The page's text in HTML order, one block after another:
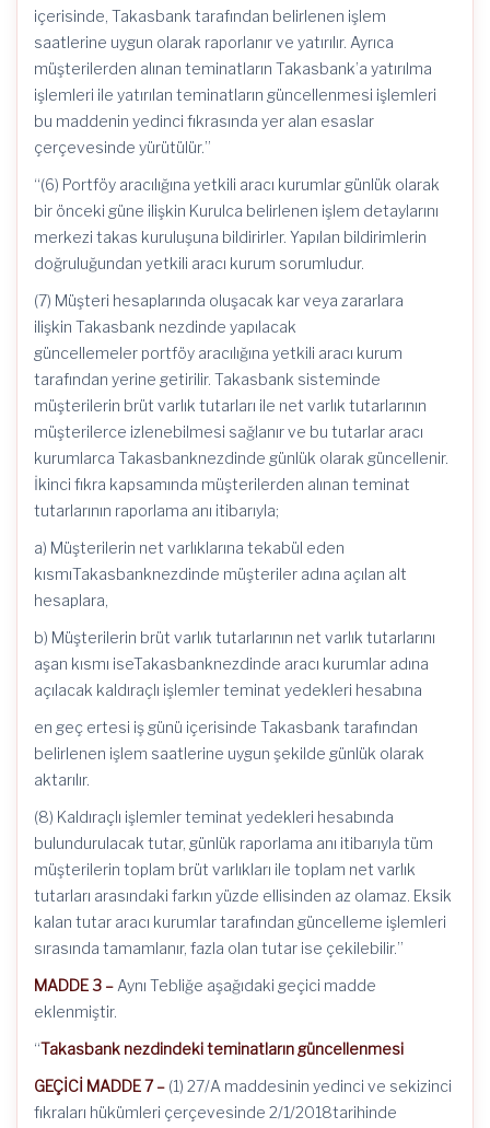
içerisinde, Takasbank tarafından belirlenen işlem
saatlerine uygun olarak raporlanır ve yatırılır. Ayrıca
müşterilerden alınan teminatların Takasbank’a yatırılma
işlemleri ile yatırılan teminatların güncellenmesi işlemleri
bu maddenin yedinci fıkrasında yer alan esaslar
çerçevesinde yürütülür.”
“(6) Portföy aracılığına yetkili aracı kurumlar günlük olarak
bir önceki güne ilişkin Kurulca belirlenen işlem detaylarını
merkezi takas kuruluşuna bildirirler. Yapılan bildirimlerin
doğruluğundan yetkili aracı kurum sorumludur.
(7) Müşteri hesaplarında oluşacak kar veya zararlara
ilişkin Takasbank nezdinde yapılacak
güncellemeler portföy aracılığına yetkili aracı kurum
tarafından yerine getirilir. Takasbank sisteminde
müşterilerin brüt varlık tutarları ile net varlık tutarlarının
müşterilerce izlenebilmesi sağlanır ve bu tutarlar aracı
kurumlarca Takasbanknezdinde günlük olarak güncellenir.
İkinci fıkra kapsamında müşterilerden alınan teminat
tutarlarının raporlama anı itibarıyla;
a) Müşterilerin net varlıklarına tekabül eden
kısmıTakasbanknezdinde müşteriler adına açılan alt
hesaplara,
b) Müşterilerin brüt varlık tutarlarının net varlık tutarlarını
aşan kısmı iseTakasbanknezdinde aracı kurumlar adına
açılacak kaldıraçlı işlemler teminat yedekleri hesabına
en geç ertesi iş günü içerisinde Takasbank tarafından
belirlenen işlem saatlerine uygun şekilde günlük olarak
aktarılır.
(8) Kaldıraçlı işlemler teminat yedekleri hesabında
bulundurulacak tutar, günlük raporlama anı itibarıyla tüm
müşterilerin toplam brüt varlıkları ile toplam net varlık
tutarları arasındaki farkın yüzde ellisinden az olamaz. Eksik
kalan tutar aracı kurumlar tarafından güncelleme işlemleri
sırasında tamamlanır, fazla olan tutar ise çekilebilir.”
MADDE 3 – Aynı Tebliğe aşağıdaki geçici madde
eklenmiştir.
“Takasbank nezdindeki teminatların güncellenmesi
GEÇİCİ MADDE 7 – (1) 27/A maddesinin yedinci ve sekizinci
fıkraları hükümleri çerçevesinde 2/1/2018tarihinde